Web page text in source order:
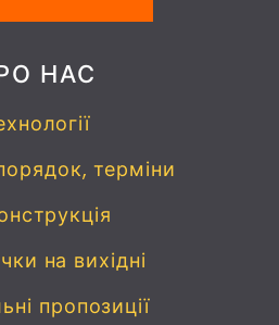
НАС
терміни
на вихідні
пропозиції